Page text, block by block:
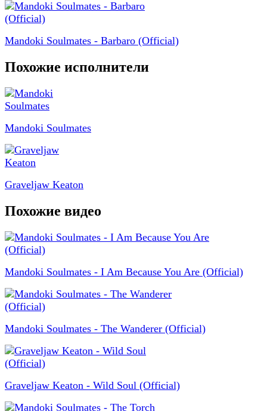
Mandoki Soulmates - Barbaro (Official)
Похожие исполнители
Mandoki Soulmates
Graveljaw Keaton
Похожие видео
Mandoki Soulmates - I Am Because You Are (Official)
Mandoki Soulmates - The Wanderer (Official)
Graveljaw Keaton - Wild Soul (Official)